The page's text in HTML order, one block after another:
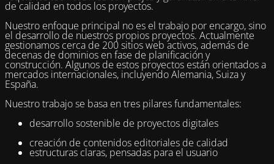
de calidad en todos los proyectos.
Nuestro enfoque principal no es el trabajo por encargo, sino
el desarrollo de nuestros propios proyectos. Actualmente
gestionamos cerca de 200 sitios web activos, además de
decenas de dominios en fase de planificación y
construcción. Algunos de estos proyectos están orientados a
mercados internacionales, incluyendo Alemania, Suiza y
España.
Nuestro trabajo se basa en tres pilares fundamentales:
desarrollo sostenible de proyectos digitales
creación de contenidos editoriales de calidad
estructuras claras, pensadas para el usuario